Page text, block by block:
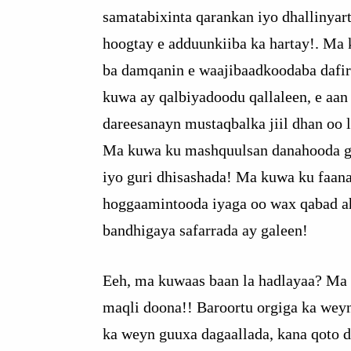
samatabixinta qarankan iyo
hoogtay e adduunkiiba ka hartay!. Ma
ba damqanin e waajibaadkoodaba
kuwa ay qalbiyadoodu qallaleen, e aan
dareesanayn mustaqbalka jiil dhan oo
Ma kuwa ku mashquulsan danahooda
iyo guri dhisashada! Ma kuwa ku
hoggaamintooda iyaga oo wax qabad
bandhigaya safarrada ay galeen!
Eeh, ma kuwaas baan la hadlayaa?
maqli doona!! Baroortu orgiga ka
ka weyn guuxa dagaallada, kana qoto